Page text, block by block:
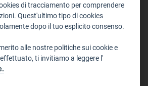
- Entwikelt und koordiniert von der der
Promotion und Sport
di tracciamento per comprendere
Quest'ultimo tipo di cookies
dopo il tuo esplicito consenso.
alle nostre politiche sui cookie e
ti invitiamo a leggere l'